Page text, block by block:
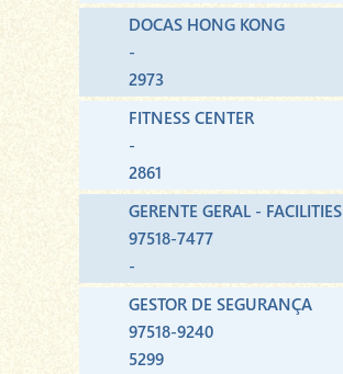
DOCAS HONG KONG
-
2973
FITNESS CENTER
-
2861
GERENTE GERAL - FACILITIES
97518-7477
-
GESTOR DE SEGURANÇA
97518-9240
5299